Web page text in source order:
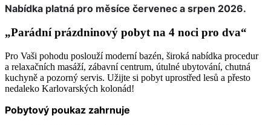
Nabídka platná pro měsíce červenec a srpen 2026.
„Parádní prázdninový pobyt na 4 noci pro dva“
Pro Vaši pohodu poslouží moderní bazén, široká nabídka procedur
a relaxačních masáží, zábavní centrum, útulné ubytování, chutná
kuchyně a pozorný servis. Užijte si pobyt uprostřed lesů a přesto
nedaleko Karlovarských kolonád!
Pobytový poukaz zahrnuje